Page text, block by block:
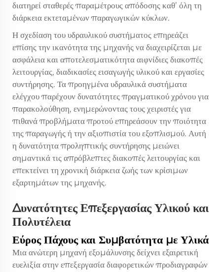
διατηρεί σταθερές παραμέτρους απόδοσης καθ’ όλη τη
διάρκεια εκτεταμένων παραγωγικών κύκλων.
Η σχεδίαση του υδραυλικού συστήματος επηρεάζει
επίσης την ικανότητα της μηχανής να διαχειρίζεται με
ασφάλεια και αποτελεσματικότητα αιφνίδιες διακοπές
λειτουργίας, διαδικασίες εισαγωγής υλικού και εργασίες
συντήρησης. Τα προηγμένα υδραυλικά συστήματα
ελέγχου παρέχουν δυνατότητες πραγματικού χρόνου για
παρακολούθηση, ενημερώνοντας τους χειριστές για
πιθανά προβλήματα προτού επηρεάσουν την ποιότητα
της παραγωγής ή την αξιοπιστία του εξοπλισμού. Αυτή
η δυνατότητα προληπτικής συντήρησης μειώνει
σημαντικά τις απρόβλεπτες διακοπές λειτουργίας και
επεκτείνει τη χρονική διάρκεια ζωής των κρίσιμων
εξαρτημάτων της μηχανής.
Δυνατότητες Επεξεργασίας Υλικού και
Πολυτέλεια
Εύρος Πάχους και Συμβατότητα με Υλικά
Μια ανώτερη μηχανή εξομάλυνσης δείχνει εξαιρετική
ευελιξία στην επεξεργασία διαφορετικών προδιαγραφών